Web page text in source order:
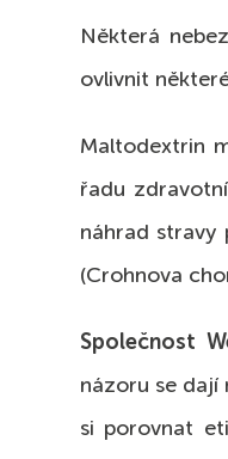
Některá
ovlivnit
Maltodextrin
řadu
náhrad stravy
(Crohnova
Společnost
názoru se dají
si porovnat